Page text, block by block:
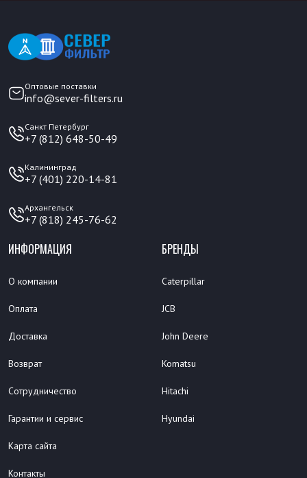
Оптовые поставки
info@sever-filters.ru
Санкт Петербург
+7 (812) 648-50-49
Калининград
+7 (401) 220-14-81
Архангельск
+7 (818) 245-76-62
ИНФОРМАЦИЯ
О компании
Оплата
Доставка
Возврат
Сотрудничество
Гарантии и сервис
Карта сайта
Контакты
БРЕНДЫ
Caterpillar
JCB
John Deere
Komatsu
Hitachi
Hyundai